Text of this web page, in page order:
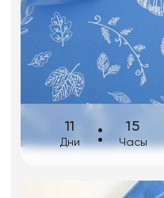
11
Дни
15
Часы